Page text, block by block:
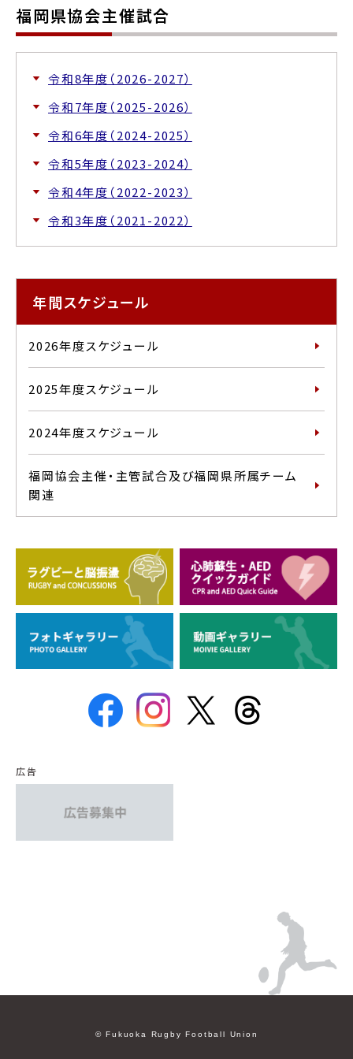
福岡県協会主催試合
令和8年度（2026-2027）
令和7年度（2025-2026）
令和6年度（2024-2025）
令和5年度（2023-2024）
令和4年度（2022-2023）
令和3年度（2021-2022）
年間スケジュール
2026年度スケジュール
2025年度スケジュール
2024年度スケジュール
福岡協会主催・主管試合及び福岡県所属チーム
関連
広告
© Fukuoka Rugby Football Union